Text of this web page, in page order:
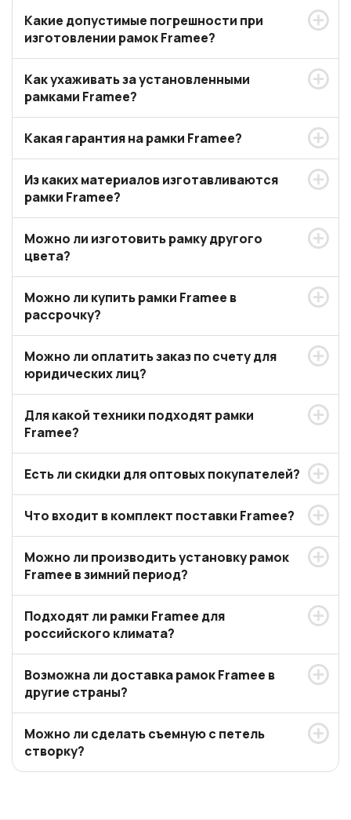
Какие допустимые погрешности при
изготовлении рамок Framee?
Как ухаживать за установленными
рамками Framee?
Какая гарантия на рамки Framee?
Из каких материалов изготавливаются
рамки Framee?
Можно ли изготовить рамку другого
цвета?
Можно ли купить рамки Framee в
рассрочку?
Можно ли оплатить заказ по счету для
юридических лиц?
Для какой техники подходят рамки
Framee?
Есть ли скидки для оптовых покупателей?
Что входит в комплект поставки Framee?
Можно ли производить установку рамок
Framee в зимний период?
Подходят ли рамки Framee для
российского климата?
Возможна ли доставка рамок Framee в
другие страны?
Можно ли сделать съемную с петель
створку?